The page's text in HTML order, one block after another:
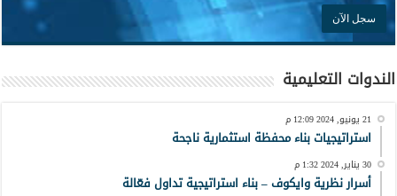
الندوات التعليمية
21 يونيو, 2024 12:09 م
استراتيجيات بناء محفظة استثمارية ناجحة
30 يناير, 2024 1:32 م
أسرار نظرية وايكوف – بناء استراتيجية تداول فعّالة